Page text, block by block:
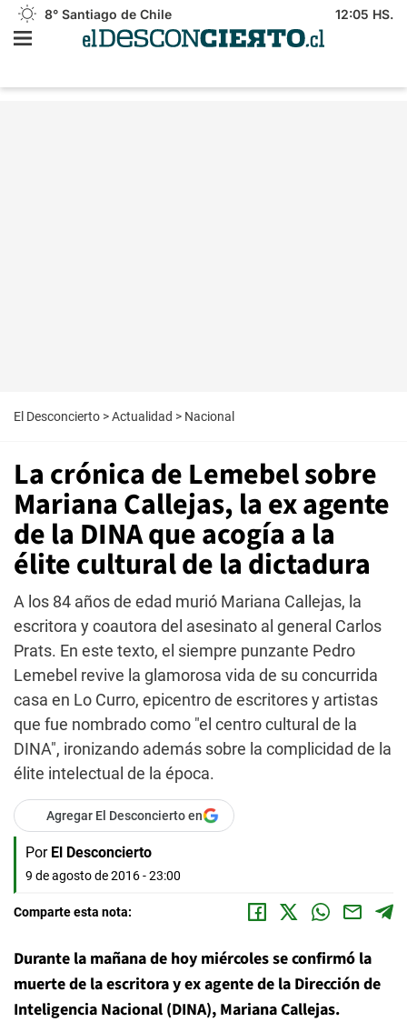
8° Santiago de Chile 12:05 HS.
El Desconcierto >Actualidad > Nacional
La crónica de Lemebel sobre
Mariana Callejas, la ex agente
de la DINA que acogía a la
élite cultural de la dictadura
A los 84 años de edad murió Mariana Callejas, la
escritora y coautora del asesinato al general Carlos
Prats. En este texto, el siempre punzante Pedro
Lemebel revive la glamorosa vida de su concurrida
casa en Lo Curro, epicentro de escritores y artistas
que fue nombrado como "el centro cultural de la
DINA", ironizando además sobre la complicidad de la
élite intelectual de la época.
Agregar El Desconcierto en
Por El Desconcierto
9 de agosto de 2016 - 23:00
Comparte esta nota:
Durante la mañana de hoy miércoles se confirmó la
muerte de la escritora y ex agente de la Dirección de
Inteligencia Nacional (DINA), Mariana Callejas.